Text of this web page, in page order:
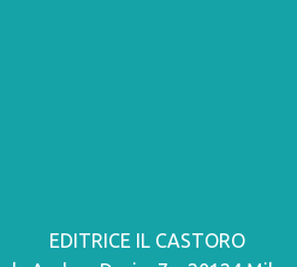
EDITRICE IL CASTORO